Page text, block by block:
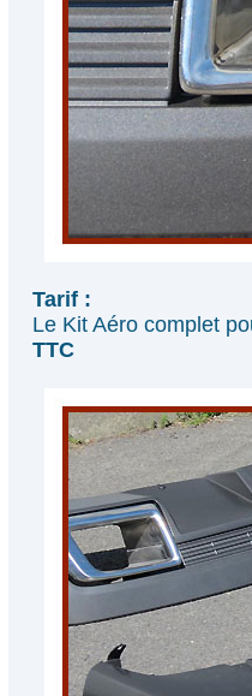
Tarif :
Le Kit Aéro complet
TTC